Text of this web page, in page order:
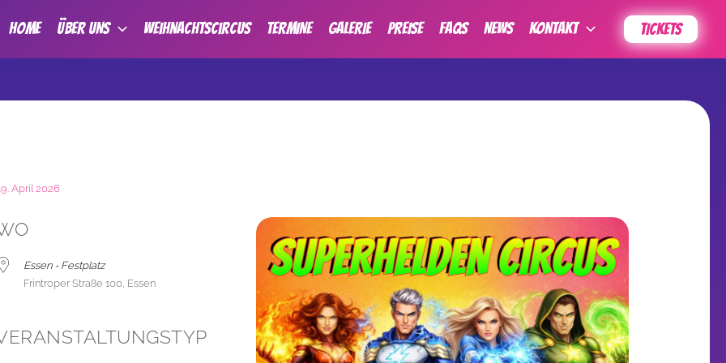
HOME ÜBER UNS Weihnachtscircus TERMINE GALERIE PREISE FAQs News KONTAKT TICKETS
April 2026
Office 365 Outlook Live
Essen - Festplatz
Frintroper Straße 100, Essen